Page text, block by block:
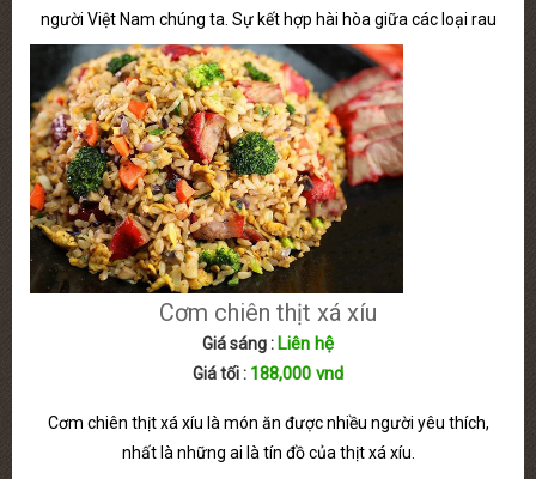
người Việt Nam chúng ta. Sự kết hợp hài hòa giữa các loại rau
củ và thịt, trứng cùng với cơm đem đến cho bạn một món Cơm
Chiên Dương Châu dẫn từ màu sắc đến hương vị.
Cơm chiên thịt xá xíu
Giá sáng :Liên hệ
Giá tối : 188,000 vnd
Cơm chiên thịt xá xíu là món ăn được nhiều người yêu thích,
nhất là những ai là tín đồ của thịt xá xíu.